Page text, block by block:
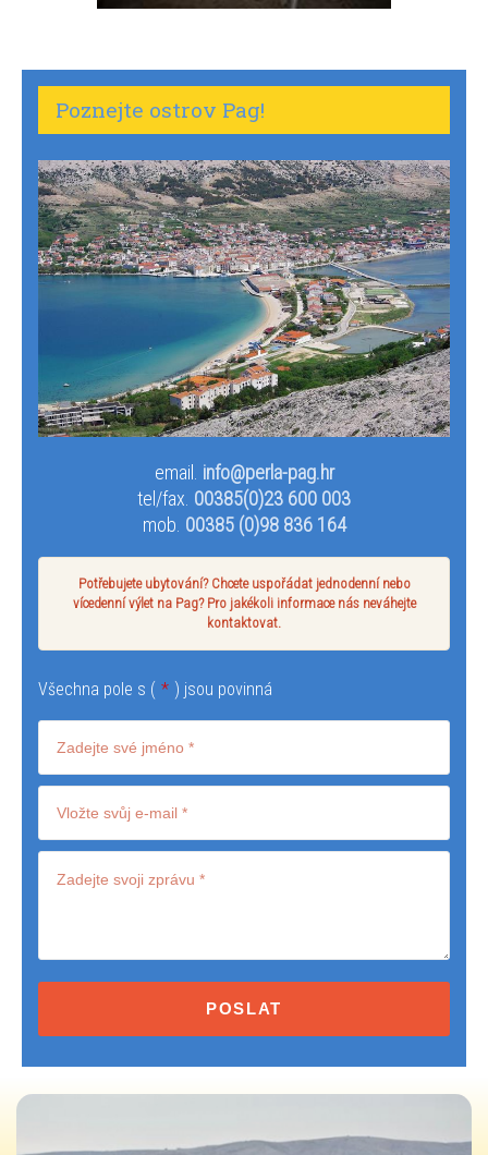
Poznejte ostrov Pag!
email. info@perla-pag.hr
tel/fax. 00385(0)23 600 003
mob. 00385 (0)98 836 164
Potřebujete ubytování? Chcete uspořádat jednodenní nebo
vícedenní výlet na Pag? Pro jakékoli informace nás neváhejte
kontaktovat.
Všechna pole s ( * ) jsou povinná
Terms
and
conditions